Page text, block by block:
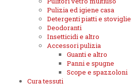
Pulizia ed igiene casa
Detergenti piatti e stoviglie
Deodoranti
Insetticidi e altro
Accessori pulizia
Guanti e altro
Panni e spugne
Scope e spazzoloni
Cura tessuti